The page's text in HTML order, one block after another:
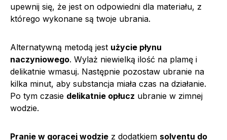
upewnij się, że jest on odpowiedni dla materiału, z
którego wykonane są twoje ubrania.
Alternatywną metodą jest użycie płynu
naczyniowego. Wylaż niewielką ilość na plamę i
delikatnie wmasuj. Następnie pozostaw ubranie na
kilka minut, aby substancja miała czas na działanie.
Po tym czasie delikatnie opłucz ubranie w zimnej
wodzie.
Pranie w gorącej wodzie z dodatkiem solventu do